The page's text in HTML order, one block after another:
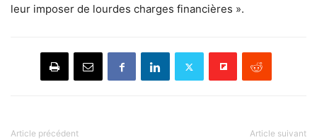
leur imposer de lourdes charges financières ».
Article précédent Article suivant